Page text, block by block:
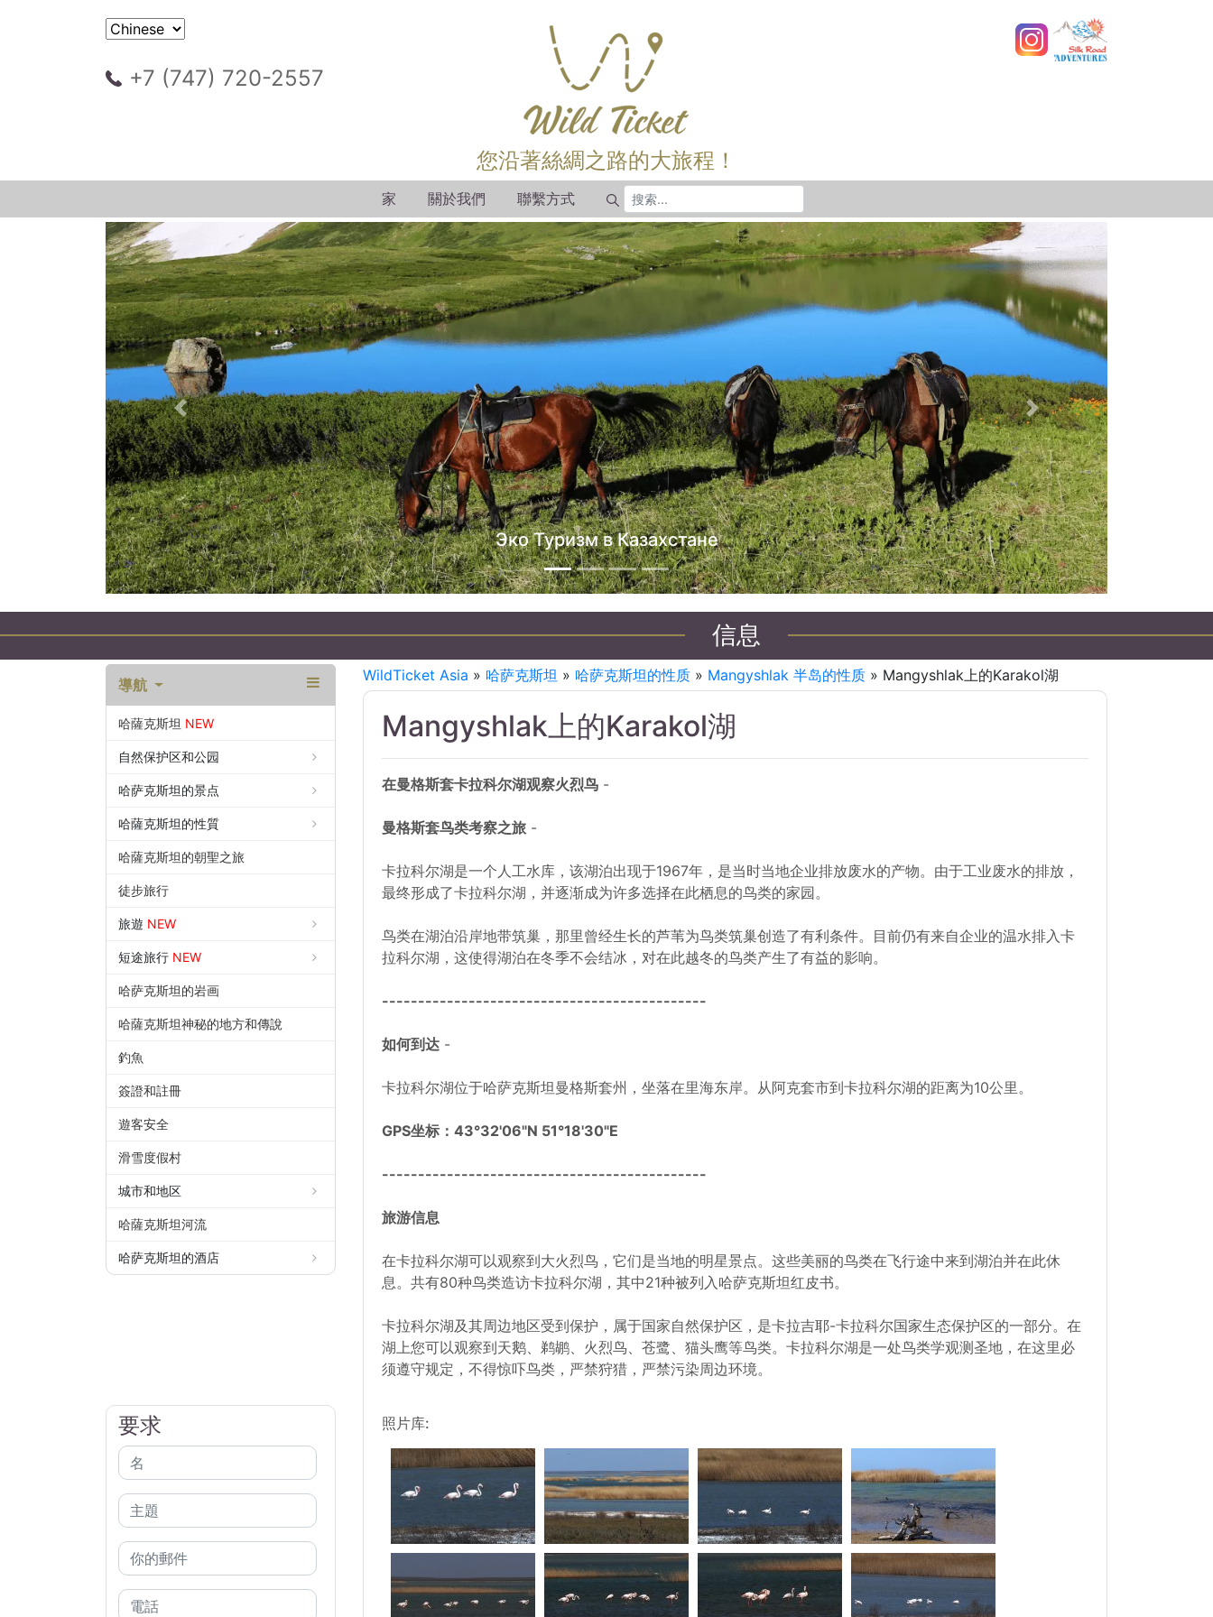
+7 (747) 720-2557
您沿著絲綢之路的大旅程！
家 關於我們 聯繫方式
Эко Туризм в Казахстане
以前的 下一個
信息
導航
哈薩克斯坦 NEW
自然保护区和公园
哈萨克斯坦的景点
哈薩克斯坦的性質
哈薩克斯坦的朝聖之旅
徒步旅行
旅遊 NEW
短途旅行 NEW
哈萨克斯坦的岩画
哈薩克斯坦神秘的地方和傳說
釣魚
簽證和註冊
遊客安全
滑雪度假村
城市和地区
哈薩克斯坦河流
哈萨克斯坦的酒店
要求
WildTicket Asia » 哈萨克斯坦 » 哈萨克斯坦的性质 » Mangyshlak 半岛的性质 » Mangyshlak上的Karakol湖
Mangyshlak上的Karakol湖
在曼格斯套卡拉科尔湖观察火烈鸟 -
曼格斯套鸟类考察之旅 -
卡拉科尔湖是一个人工水库，该湖泊出现于1967年，是当时当地企业排放废水的产物。由于工业废水的排放，
最终形成了卡拉科尔湖，并逐渐成为许多选择在此栖息的鸟类的家园。
鸟类在湖泊沿岸地带筑巢，那里曾经生长的芦苇为鸟类筑巢创造了有利条件。目前仍有来自企业的温水排入卡
拉科尔湖，这使得湖泊在冬季不会结冰，对在此越冬的鸟类产生了有益的影响。
---------------------------------------------
如何到达 -
卡拉科尔湖位于哈萨克斯坦曼格斯套州，坐落在里海东岸。从阿克套市到卡拉科尔湖的距离为10公里。
GPS坐标：43°32'06"N 51°18'30"E
---------------------------------------------
旅游信息
在卡拉科尔湖可以观察到大火烈鸟，它们是当地的明星景点。这些美丽的鸟类在飞行途中来到湖泊并在此休
息。共有80种鸟类造访卡拉科尔湖，其中21种被列入哈萨克斯坦红皮书。
卡拉科尔湖及其周边地区受到保护，属于国家自然保护区，是卡拉吉耶-卡拉科尔国家生态保护区的一部分。在
湖上您可以观察到天鹅、鹈鹕、火烈鸟、苍鹭、猫头鹰等鸟类。卡拉科尔湖是一处鸟类学观测圣地，在这里必
须遵守规定，不得惊吓鸟类，严禁狩猎，严禁污染周边环境。
照片库: